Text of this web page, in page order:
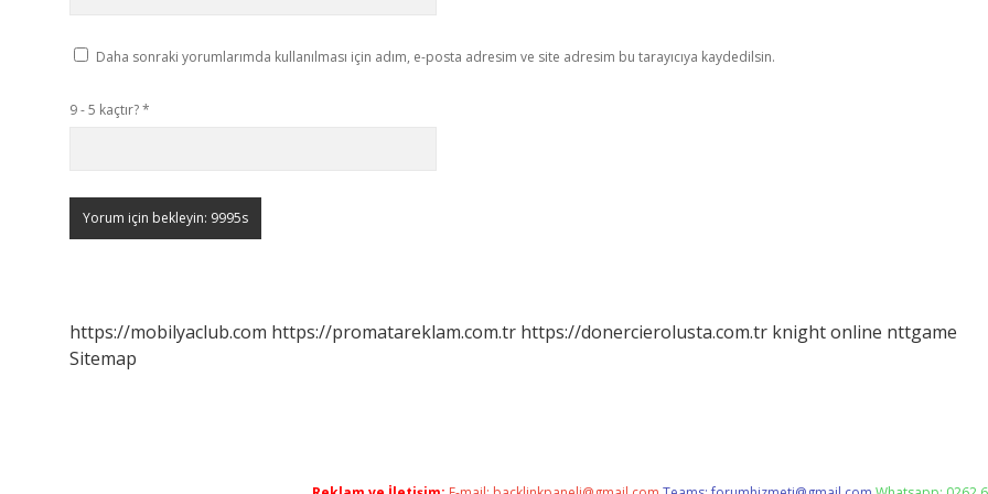
Daha sonraki yorumlarımda kullanılması için adım, e-posta adresim ve site adresim bu tarayıcıya kaydedilsin.
9 - 5 kaçtır?*
https://mobilyaclub.com https://promatareklam.com.tr https://donercierolusta.com.tr knight online nttgame
Sitemap